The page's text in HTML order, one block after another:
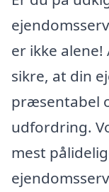
er ikke
sikre, at din
præsentabel
udfordring.
mest